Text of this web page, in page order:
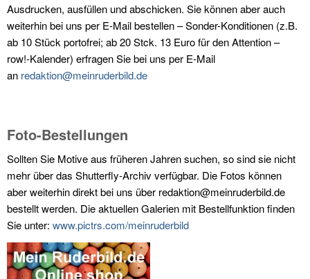
Ausdrucken, ausfüllen und abschicken. Sie können aber auch
weiterhin bei uns per E-Mail bestellen – Sonder-Konditionen (z.B.
ab 10 Stück portofrei; ab 20 Stck. 13 Euro für den Attention –
row!-Kalender) erfragen Sie bei uns per E-Mail
an redaktion@meinruderbild.de
Foto-Bestellungen
Sollten Sie Motive aus früheren Jahren suchen, so sind sie nicht
mehr über das Shutterfly-Archiv verfügbar. Die Fotos können
aber weiterhin direkt bei uns über redaktion@meinruderbild.de
bestellt werden. Die aktuellen Galerien mit Bestellfunktion finden
Sie unter: www.pictrs.com/meinruderbild